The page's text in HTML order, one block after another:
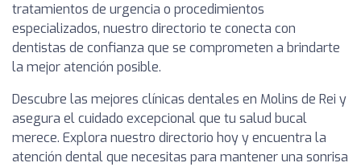
tratamientos de urgencia o procedimientos
especializados, nuestro directorio te conecta con
dentistas de confianza que se comprometen a brindarte
la mejor atención posible.
Descubre las mejores clínicas dentales en Molins de Rei y
asegura el cuidado excepcional que tu salud bucal
merece. Explora nuestro directorio hoy y encuentra la
atención dental que necesitas para mantener una sonrisa